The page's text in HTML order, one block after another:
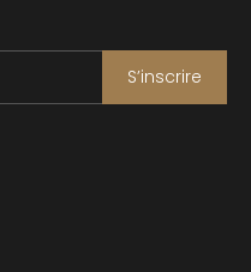
S’inscrire